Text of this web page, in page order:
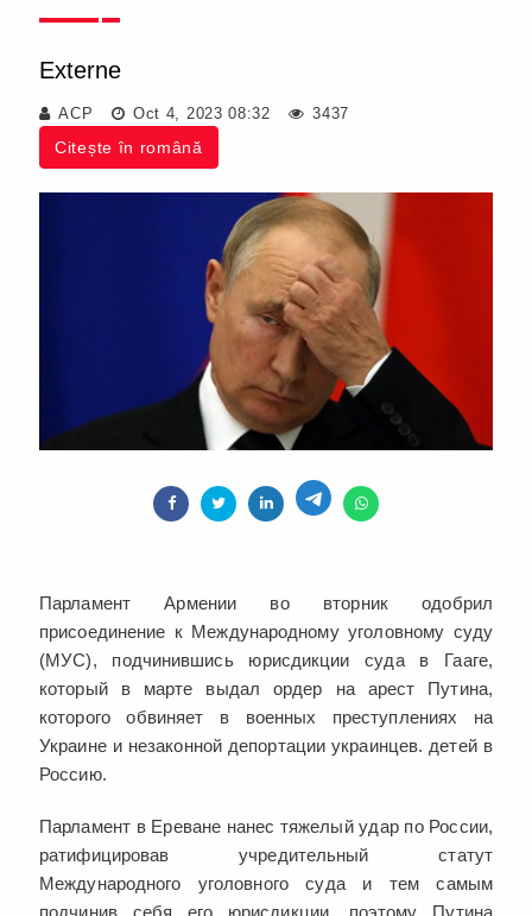
Externe
ACP Oct 4, 2023 08:32 3437
Citește în română
Парламент Армении во вторник одобрил
присоединение к Международному уголовному суду
(МУС), подчинившись юрисдикции суда в Гааге,
который в марте выдал ордер на арест Путина,
которого обвиняет в военных преступлениях на
Украине и незаконной депортации украинцев. детей в
Россию.
Парламент в Ереване нанес тяжелый удар по России,
ратифицировав учредительный статут
Международного уголовного суда и тем самым
подчинив себя его юрисдикции, поэтому Путина